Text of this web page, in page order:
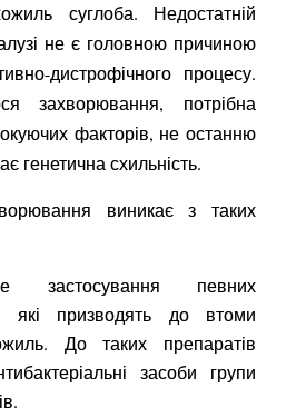
суглоба. Недостатній
не є головною причиною
дистрофічного процесу.
захворювання, потрібна
факторів, не останню
генетична схильність.
виникає з таких
застосування певних
які призводять до втоми
До таких препаратів
засоби групи